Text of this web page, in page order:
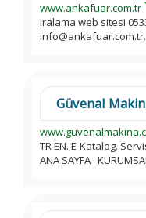
www.ankafuar.com.tr
iralama web sitesi
Güvenal
TR EN. E-Katalog.
ANA SAYFA ·